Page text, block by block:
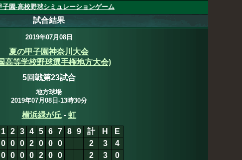
子園-高校野球シミュレーションゲーム
試合結果
2019年07月08日
夏の甲子園神奈川大会
高等学校野球選手権地方大会)
5回戦第23試合
地方球場
2019年07月08日-13時30分
横浜緑が丘 - 虹
1
2 3 4 5 6 7 8 9 計 H
E
0 0 0 2 0 0 0 5 6
6
0 0 0 0 2 0 0 4 5 0